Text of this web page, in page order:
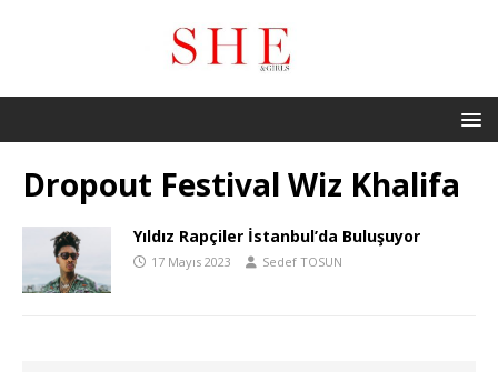
Dropout Festival Wiz Khalifa
Yıldız Rapçiler İstanbul’da Buluşuyor
17 Mayıs 2023 Sedef TOSUN